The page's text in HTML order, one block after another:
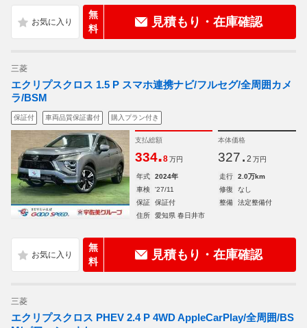
無
料
見積もり・在庫確認
三菱
エクリプスクロス 1.5 P スマホ連携ナビ/フルセグ/全周囲カメ
ラ/BSM
保証付 車両品質保証書付 購入プラン付き
支払総額
334.8 万円
本体価格
327. 2 万円
年式 2024年 走行
2.0万km
車検
'27/11 修復
なし
保証
保証付 整備
法定整備付
住所
愛知県 春日井市
無
料
見積もり・在庫確認
三菱
エクリプスクロス PHEV 2.4 P 4WD AppleCarPlay/全周囲/BS